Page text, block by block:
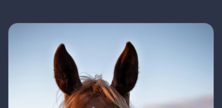
conta tanto
scienza.
più antiche della vita
sulla terraferma.